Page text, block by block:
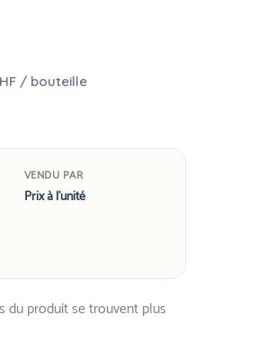
/ bouteille
VENDU PAR
Prix à l'unité
du produit se trouvent plus